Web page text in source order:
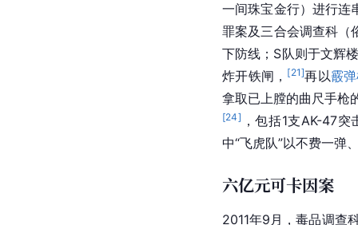
一间珠宝金行）进行连
罪案及三合会调查科（
下防线；S队则于文辉
炸开铁闸， [21]再以霰
拿取已上膛的曲尺手枪
[24] ，包括1支AK-47突
中“飞虎队”以不费一弹
六亿元可卡因案
2011年9月，毒品调查